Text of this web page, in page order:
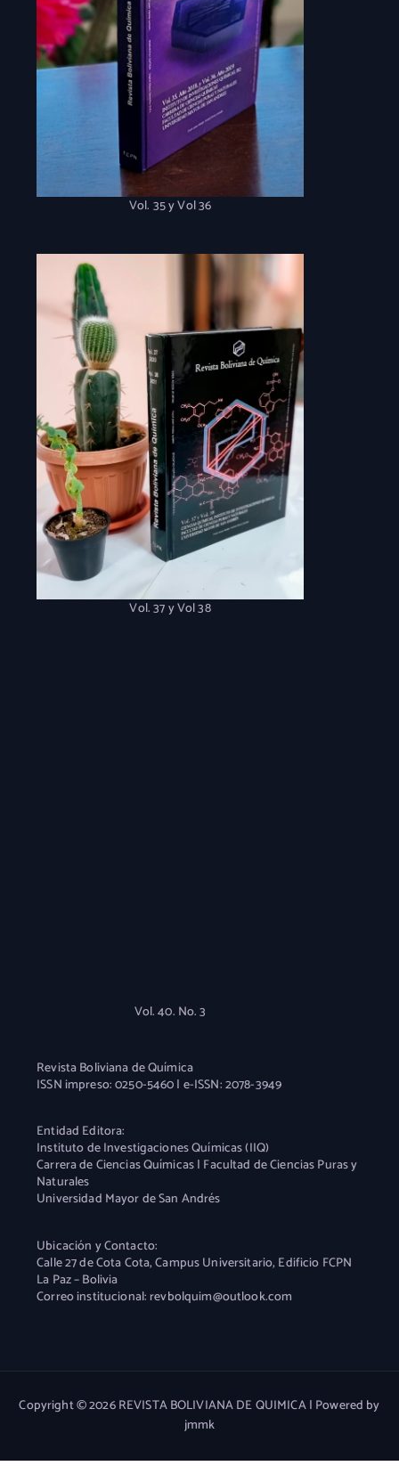
Vol. 35 y Vol 36
Vol. 37 y Vol 38
Vol. 40. No. 3
Revista Boliviana de Química
ISSN impreso: 0250-5460 | e-ISSN: 2078-3949
Entidad Editora:
Instituto de Investigaciones Químicas (IIQ)
Carrera de Ciencias Químicas | Facultad de Ciencias Puras y
Naturales
Universidad Mayor de San Andrés
Ubicación y Contacto:
Calle 27 de Cota Cota, Campus Universitario, Edificio FCPN
La Paz – Bolivia
Correo institucional: revbolquim@outlook.com
Copyright © 2026 REVISTA BOLIVIANA DE QUIMICA | Powered by
jmmk